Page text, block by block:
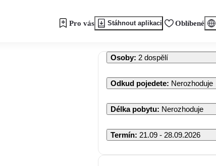
Pro vás Stáhnout aplikaci Oblíbené
Osoby: 2 dospělí
Odkud pojedete: Nerozhoduje
Délka pobytu: Nerozhoduje
Termín: 21.09 - 28.09.2026